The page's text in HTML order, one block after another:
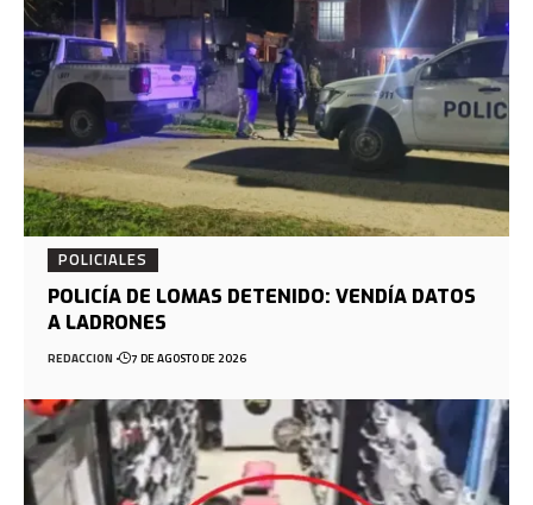
POLICIALES
POLICÍA DE LOMAS DETENIDO: VENDÍA DATOS
A LADRONES
REDACCION 7 DE AGOSTO DE 2026